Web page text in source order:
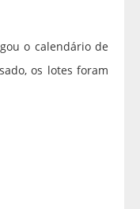
o calendário de
os lotes foram